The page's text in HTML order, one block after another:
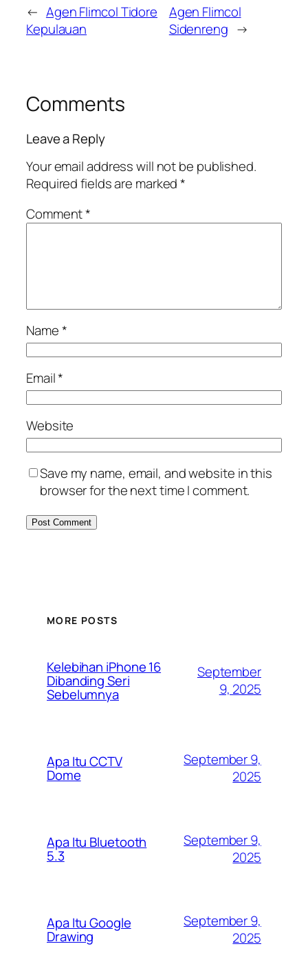
← Agen Flimcol Tidore
Kepulauan
Agen Flimcol
Sidenreng →
Comments
Leave a Reply
Your email address will not be published.
Required fields are marked*
Comment*
Name*
Email*
Website
Save my name, email, and website in this
browser for the next time I comment.
MORE POSTS
Kelebihan iPhone 16
Dibanding Seri
Sebelumnya
September
9, 2025
Apa Itu CCTV
Dome
September 9,
2025
Apa Itu Bluetooth
5.3
September 9,
2025
Apa Itu Google
Drawing
September 9,
2025